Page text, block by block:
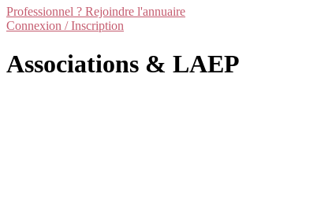
Professionnel ? Rejoindre l'annuaire
Connexion / Inscription
Associations & LAEP